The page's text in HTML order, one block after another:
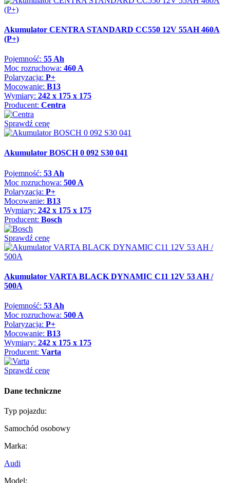
Akumulator CENTRA STANDARD CC550 12V 55AH 460A
(P+)
Pojemność: 55 Ah
Moc rozruchowa: 460 A
Polaryzacja: P+
Mocowanie: B13
Wymiary: 242 x 175 x 175
Producent: Centra
Sprawdź cenę
Akumulator BOSCH 0 092 S30 041
Pojemność: 53 Ah
Moc rozruchowa: 500 A
Polaryzacja: P+
Mocowanie: B13
Wymiary: 242 x 175 x 175
Producent: Bosch
Sprawdź cenę
Akumulator VARTA BLACK DYNAMIC C11 12V 53 AH /
500A
Pojemność: 53 Ah
Moc rozruchowa: 500 A
Polaryzacja: P+
Mocowanie: B13
Wymiary: 242 x 175 x 175
Producent: Varta
Sprawdź cenę
Dane techniczne
Typ pojazdu:
Samochód osobowy
Marka:
Audi
Model: